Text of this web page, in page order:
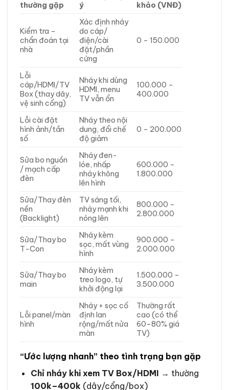
thường gặp
ý
khảo (VNĐ)
Kiểm tra –
chẩn đoán tại
nhà
Xác định nháy
do cáp/
điện/cài
đặt/phần
cứng
0 – 150.000
Lỗi
cáp/HDMI/TV
Box (thay dây,
vệ sinh cổng)
Nháy khi dùng
HDMI, menu
TV vẫn ổn
100.000 –
400.000
Lỗi cài đặt
hình ảnh/tần
số
Nháy theo nội
dung, đổi chế
độ giảm
0 – 200.000
Sửa bo nguồn
/ mạch cấp
đèn
Nháy đen-
lóe, nhấp
nháy không
lên hình
600.000 –
1.800.000
Sửa/Thay đèn
nền
(Backlight)
TV sáng tối,
nháy mạnh khi
nóng lên
800.000 –
2.800.000
Sửa/Thay bo
T-Con
Nháy kèm
sọc, mất vùng
hình
900.000 –
2.000.000
Sửa/Thay bo
main
Nháy kèm
treo logo, tự
khởi động lại
1.500.000 –
3.500.000
Lỗi panel/màn
hình
Nháy + sọc cố
định lan
rộng/mất nửa
màn
Thường rất
cao (có thể
60–80% giá
TV)
“Ước lượng nhanh” theo tình trạng bạn gặp
Chỉ nháy khi xem TV Box/HDMI → thường
100k–400k (dây/cổng/box)